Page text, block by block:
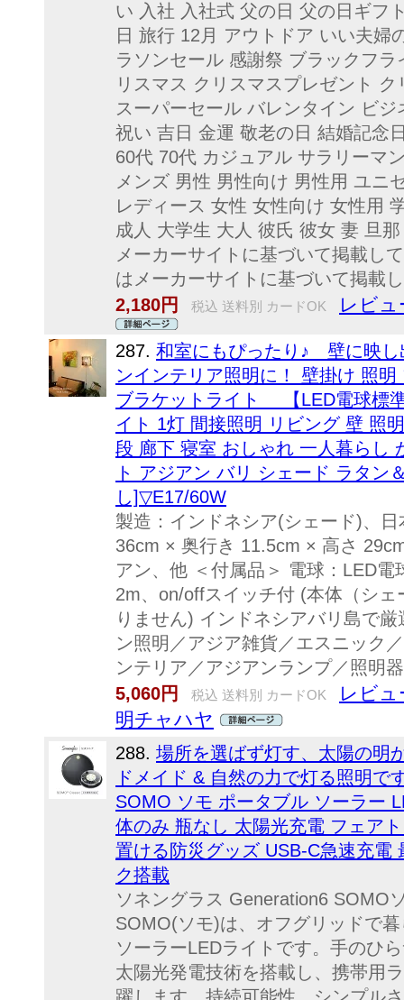
い 入社 入社式 父の日 父の日ギフ
日 旅行 12月 アウトドア いい夫婦
ラソンセール 感謝祭 ブラックフ
リスマス クリスマスプレゼント
スーパーセール バレンタイン ビ
祝い 吉日 金運 敬老の日 結婚記念
60代 70代 カジュアル サラリーマ
メンズ 男性 男性向け 男性用 ユニ
レディース 女性 女性向け 女性用
成人 大学生 大人 彼氏 彼女 妻 旦
メーカーサイトに基づいて掲載し
はメーカーサイトに基づいて掲載
2,180円
税込 送料別 カードOK レビュ
287. 和室にもぴったり♪ 壁に映
ンインテリア照明に！ 壁掛け 照
ブラケットライト 【LED電球標
イト 1灯 間接照明 リビング 壁 照
段 廊下 寝室 おしゃれ 一人暮らし
ト アジアン バリ シェード ラタン
し]▽E17/60W
製造：インドネシア(シェード)、
36cm × 奥行き 11.5cm × 高さ
アン、他 ＜付属品＞ 電球：LED
2m、on/offスイッチ付 (本体（シ
りません) インドネシアバリ島で
ン照明／アジア雑貨／エスニック
ンテリア／アジアンランプ／照明
5,060円
税込 送料別 カードOK
レビュ
明チャハヤ
288. 場所を選ばず灯す、太陽の明
ドメイド & 自然の力で灯る照明で
SOMO ソモ ポータブル ソーラー
体のみ 瓶なし 太陽光充電 フェア
置ける防災グッズ USB-C急速充電
ク搭載
ソネングラス Generation6 SOMO
SOMO(ソモ)は、オフグリッドで
ソーラーLEDライトです。手のひ
太陽光発電技術を搭載し、携帯用